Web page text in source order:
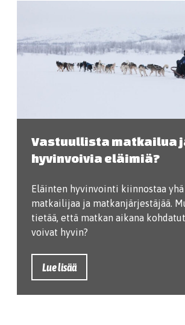
Vastuullista matkailua
hyvinvoivia eläimiä?
Eläinten hyvinvointi kiinnostaa yhä
matkailijaa ja matkanjärjestäjää.
tietää, että matkan aikana
voivat hyvin?
Lue lisää